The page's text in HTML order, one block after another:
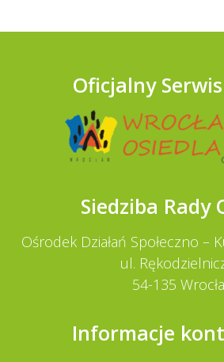
Oficjalny
Siedziba Rady
Ośrodek Działań Społeczno –
ul.
54-135
Informacje